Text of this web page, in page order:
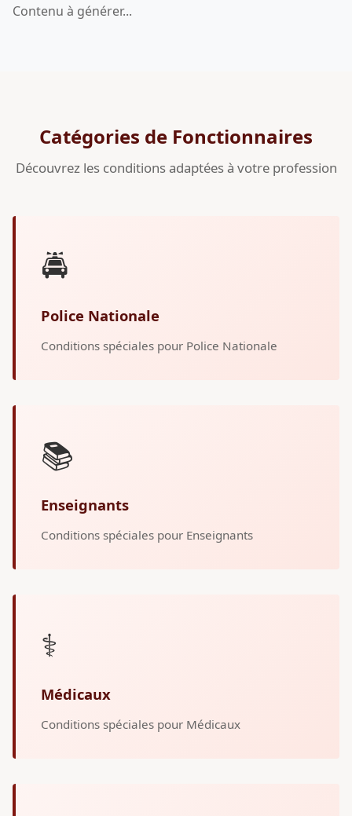
Contenu à générer...
Catégories de Fonctionnaires
Découvrez les conditions adaptées à votre profession
🚔
Police Nationale
Conditions spéciales pour Police Nationale
📚
Enseignants
Conditions spéciales pour Enseignants
⚕️
Médicaux
Conditions spéciales pour Médicaux